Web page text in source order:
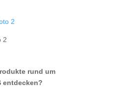
2
rund um
entdecken?